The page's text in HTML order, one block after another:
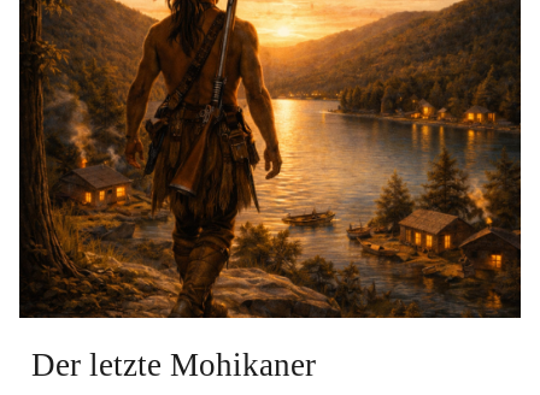
Der letzte Mohikaner